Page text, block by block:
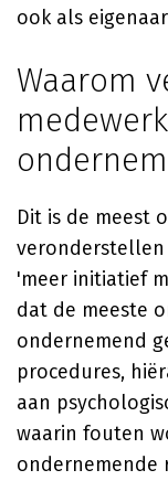
ook als
Waarom
Dit is de meest
veronderstellen
'meer initiatief
dat de meeste
ondernemend
procedures,
aan
waarin fouten
ondernemende